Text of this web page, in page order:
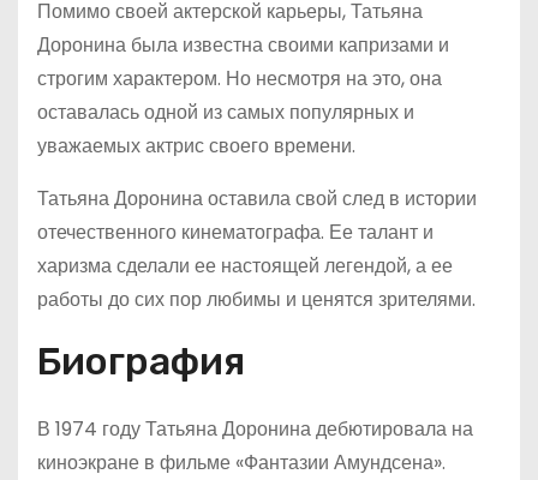
Помимо своей актерской карьеры, Татьяна
Доронина была известна своими капризами и
строгим характером. Но несмотря на это, она
оставалась одной из самых популярных и
уважаемых актрис своего времени.
Татьяна Доронина оставила свой след в истории
отечественного кинематографа. Ее талант и
харизма сделали ее настоящей легендой, а ее
работы до сих пор любимы и ценятся зрителями.
Биография
В 1974 году Татьяна Доронина дебютировала на
киноэкране в фильме «Фантазии Амундсена».